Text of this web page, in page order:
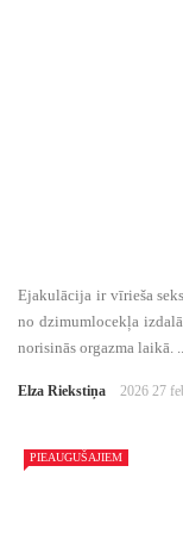
Ejakulācija ir vīrieša
no dzimumlocekļa
norisinās orgazma laikā. ...
Elza Riekstiņa 2026 27
PIEAUGUŠAJIEM